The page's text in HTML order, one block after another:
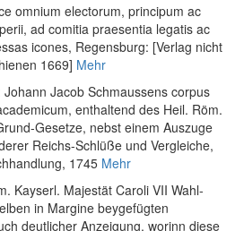
omnium electorum, principum ac
ad comitia praesentia legatis ac
icones, Regensburg: [Verlag nicht
1669] Mehr
Johann Jacob Schmaussens corpus
enthaltend des Heil. Röm.
Gesetze, nebst einem Auszuge
Reichs-Schlüße und Vergleiche,
1745 Mehr
Kayserl. Majestät Caroli VII Wahl-
in Margine beygefügten
deutlicher Anzeigung, worinn diese